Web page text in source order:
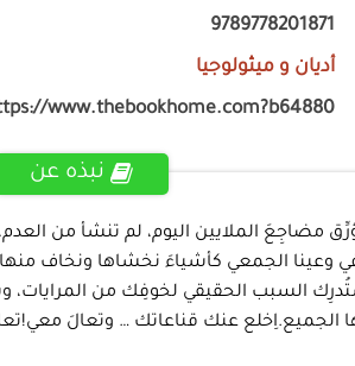
9789778201871
أديان و ميثولوجيا
www.thebookhome.com?b64880
نبذه عن
مضاجِعَ الملايين اليوم، لم تنشأ من
وعينا الجمعي كأشياءَ نخشاها ونخاف
السبب الحقيقي لخوفِك من المرايات،
الجميع.اِخلع عنك قناعاتك … وتعالَ